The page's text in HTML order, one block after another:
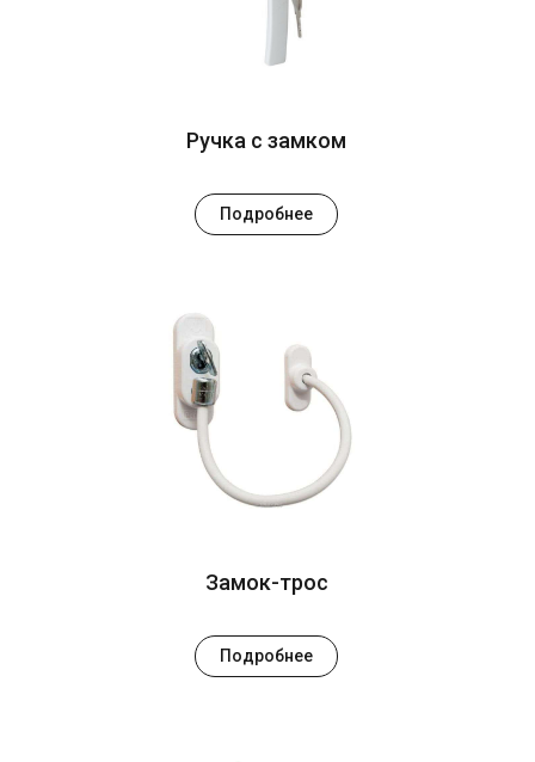
Подробнее
Подробнее
Замок-трос
Ручка с замком